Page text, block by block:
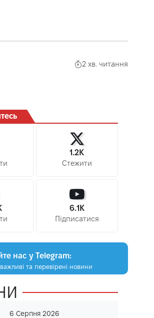
2 хв. читання
1.2K
Стежити
6.1K
Підписатися
нас у Telegram:
важливі та перевірені новини
6 Серпня 2026